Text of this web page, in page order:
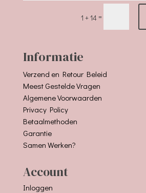
1 + 14=
Informatie
Verzend en Retour Beleid
Meest Gestelde Vragen
Algemene Voorwaarden
Privacy Policy
Betaalmethoden
Garantie
Samen Werken?
Account
Inloggen